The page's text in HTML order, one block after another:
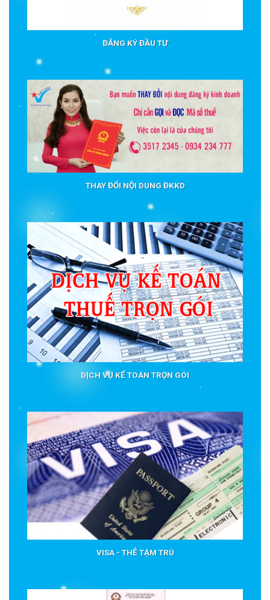
ĐĂNG KÝ ĐẦU TƯ
THAY ĐỔI NỘI DUNG ĐKKD
DỊCH VỤ KẾ TOÁN TRỌN GÓI
VISA - THẺ TẠM TRÚ